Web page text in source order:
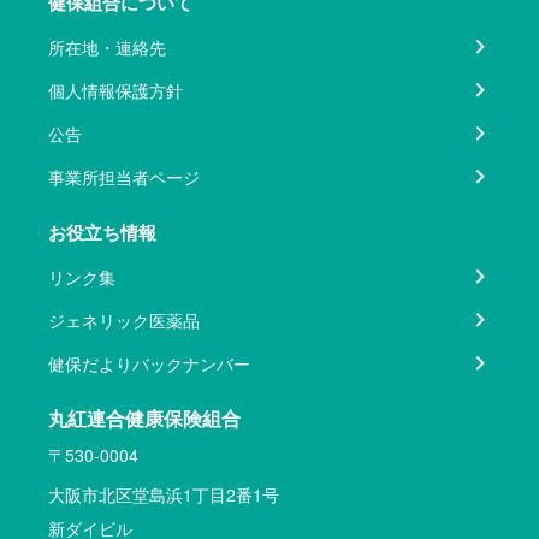
所在地・連絡先
個人情報保護方針
公告
事業所担当者ページ
お役立ち情報
リンク集
ジェネリック医薬品
健保だよりバックナンバー
丸紅連合健康保険組合
〒530-0004
大阪市北区堂島浜1丁目2番1号
新ダイビル